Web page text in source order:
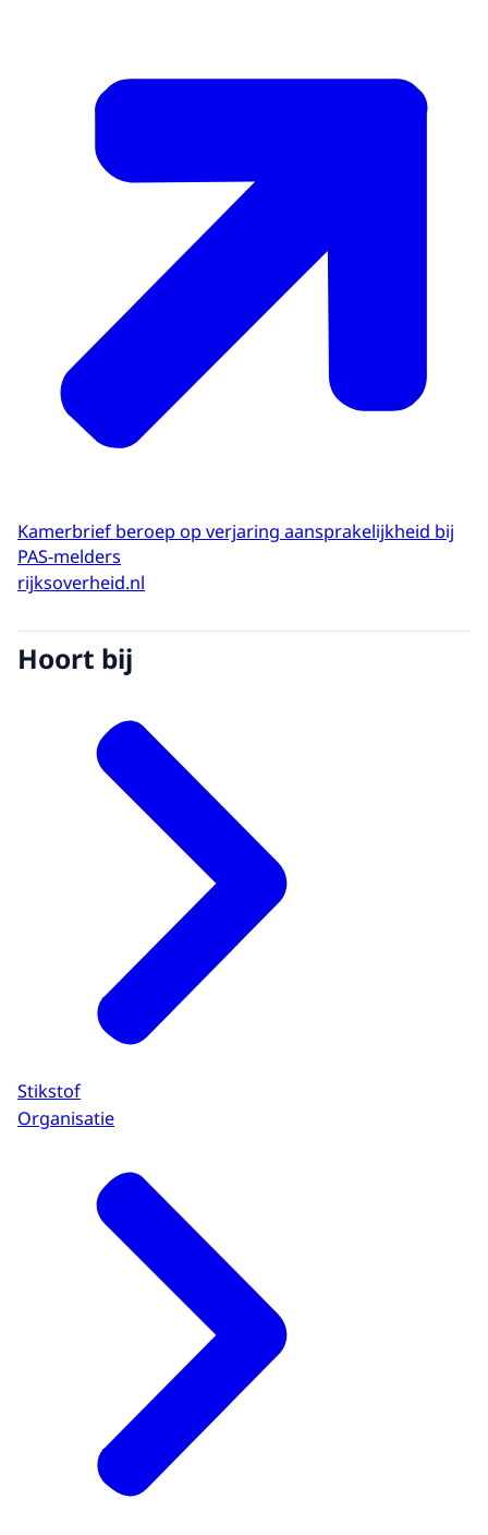
Kamerbrief beroep op verjaring aansprakelijkheid bij
PAS-melders
rijksoverheid.nl
Hoort bij
Stikstof
Organisatie